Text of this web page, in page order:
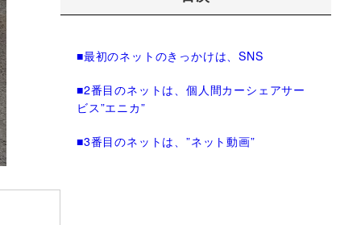
■最初のネットのきっかけは、SNS
■2番目のネットは、個人間カーシェアサー
ビス”エニカ”
■3番目のネットは、”ネット動画”